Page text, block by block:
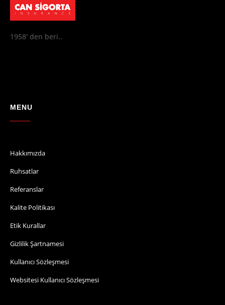
1958' den beri..
MENU
Hakkımızda
Ruhsatlar
Referanslar
Kalite Politikası
Etik Kurallar
Gizlilik Şartnamesi
Kullanıcı Sözleşmesi
Websitesi Kullanıcı Sözleşmesi